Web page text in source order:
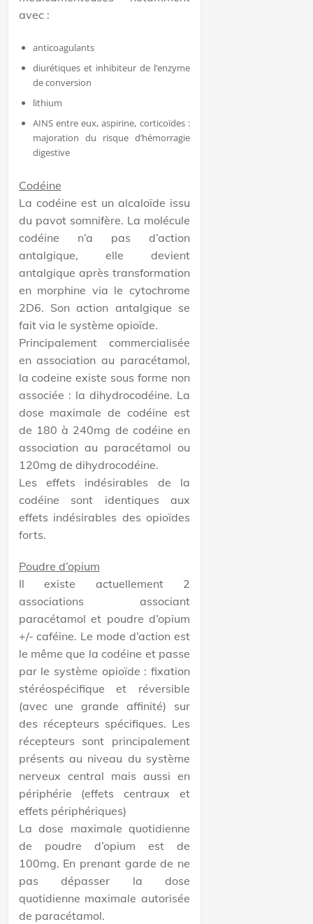
avec :
anticoagulants
diurétiques et inhibiteur de l’enzyme
de conversion
lithium
AINS entre eux, aspirine, corticoïdes :
majoration du risque d’hémorragie
digestive
Codéine
La codéine est un alcaloïde issu
du pavot somnifère. La molécule
codéine n’a pas d’action
antalgique, elle devient
antalgique après transformation
en morphine via le cytochrome
2D6. Son action antalgique se
fait via le système opioïde.
Principalement commercialisée
en association au paracétamol,
la codeine existe sous forme non
associée : la dihydrocodéine. La
dose maximale de codéine est
de 180 à 240mg de codéine en
association au paracétamol ou
120mg de dihydrocodéine.
Les effets indésirables de la
codéine sont identiques aux
effets indésirables des opioïdes
forts.
Poudre d’opium
Il existe actuellement 2
associations associant
paracétamol et poudre d’opium
+/- caféine. Le mode d’action est
le même que la codéine et passe
par le système opioïde : fixation
stéréospécifique et réversible
(avec une grande affinité) sur
des récepteurs spécifiques. Les
récepteurs sont principalement
présents au niveau du système
nerveux central mais aussi en
périphérie (effets centraux et
effets périphériques)
La dose maximale quotidienne
de poudre d’opium est de
100mg. En prenant garde de ne
pas dépasser la dose
quotidienne maximale autorisée
de paracétamol.